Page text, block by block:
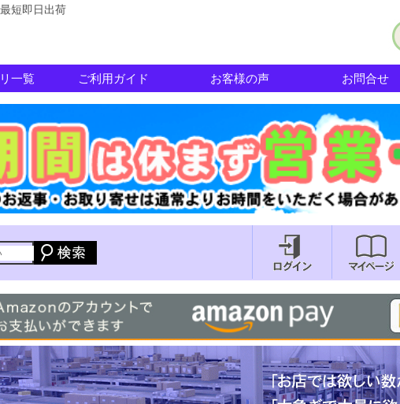
短即日出荷
一覧 ご利用ガイド お客様の声 お問合せ